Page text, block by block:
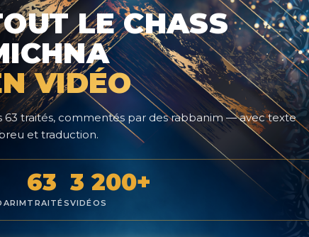
LE CHASS
VIDÉO
63 traités, commentés par des rabbanim — avec texte
et traduction.
63
TRAITÉS
3 200+
VIDÉOS